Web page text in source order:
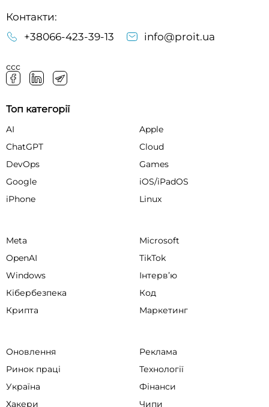
Контакти:
+38066-423-39-13
info@proit.ua
ссс
Топ категорії
AI
Apple
ChatGPT
Cloud
DevOps
Games
Google
iOS/iPadOS
iPhone
Linux
Meta
Microsoft
OpenAI
TikTok
Windows
Інтервʼю
Кібербезпека
Код
Крипта
Маркетинг
Оновлення
Реклама
Ринок праці
Технології
Україна
Фінанси
Хакери
Чипи